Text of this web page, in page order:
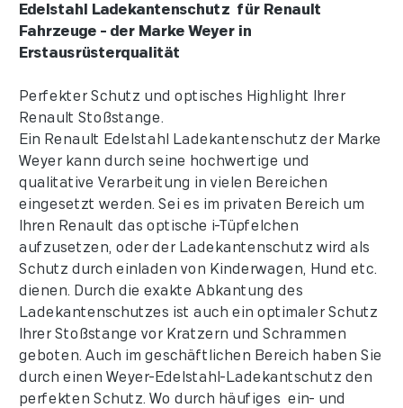
Edelstahl Ladekantenschutz für Renault
Fahrzeuge - der Marke Weyer in
Erstausrüsterqualität
Perfekter Schutz und optisches Highlight Ihrer
Renault Stoßstange.
Ein Renault Edelstahl Ladekantenschutz der Marke
Weyer kann durch seine hochwertige und
qualitative Verarbeitung in vielen Bereichen
eingesetzt werden. Sei es im privaten Bereich um
Ihren Renault das optische i-Tüpfelchen
aufzusetzen, oder der Ladekantenschutz wird als
Schutz durch einladen von Kinderwagen, Hund etc.
dienen. Durch die exakte Abkantung des
Ladekantenschutzes ist auch ein optimaler Schutz
Ihrer Stoßstange vor Kratzern und Schrammen
geboten. Auch im geschäftlichen Bereich haben Sie
durch einen Weyer-Edelstahl-Ladekantschutz den
perfekten Schutz. Wo durch häufiges ein- und